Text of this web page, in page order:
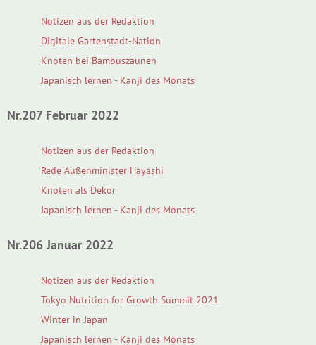
Notizen aus der Redaktion
Digitale Gartenstadt-Nation
Knoten bei Bambuszäunen
Japanisch lernen - Kanji des Monats
Nr.207 Februar 2022
Notizen aus der Redaktion
Rede Außenminister Hayashi
Knoten als Dekor
Japanisch lernen - Kanji des Monats
Nr.206 Januar 2022
Notizen aus der Redaktion
Tokyo Nutrition for Growth Summit 2021
Winter in Japan
Japanisch lernen - Kanji des Monats